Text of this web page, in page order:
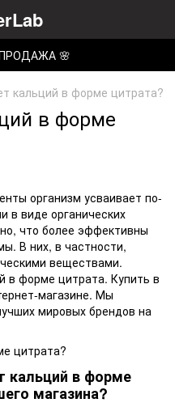
🌸
кальций в форме цитрата?
в форме
организм усваивает по-
в виде органических
что более эффективны
В них, в частности,
веществами.
в форме цитрата. Купить в
магазине. Мы
мировых брендов на
кальций в форме
магазина?